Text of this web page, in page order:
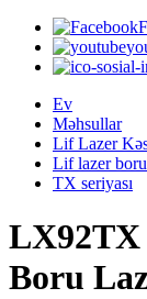
Ev
Məhsullar
Lif Lazer
Lif lazer boru
TX seriyası
LX92TX
Boru